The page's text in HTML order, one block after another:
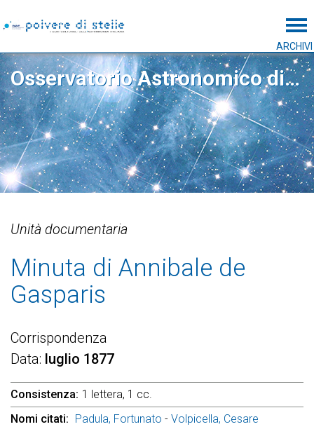
ARCHIVI
Osservatorio Astronomico di Capodimonte
Unità documentaria
Minuta di Annibale de
Gasparis
Corrispondenza
Data luglio 1877
Consistenza 1 lettera, 1 cc.
Nomi citati
Padula, Fortunato - Volpicella, Cesare